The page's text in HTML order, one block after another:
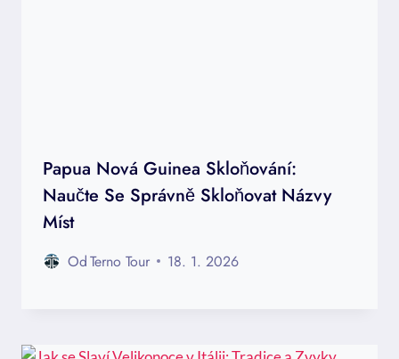
Papua Nová Guinea Skloňování:
Naučte Se Správně Skloňovat Názvy
Míst
OdTerno Tour 18. 1. 2026